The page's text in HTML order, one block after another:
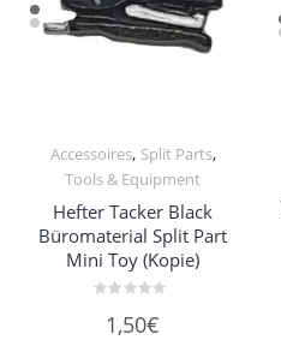
Accessoires, Split Parts,
Tools & Equipment
Hefter Tacker Black
Büromaterial Split Part
Mini Toy (Kopie)
mit1,50€